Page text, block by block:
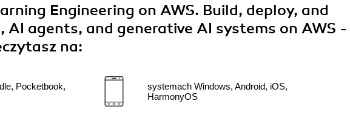
Engineering on AWS. Build, deploy, and
AI agents, and generative AI systems on AWS -
na:
Pocketbook,
systemach Windows, Android, iOS,
HarmonyOS